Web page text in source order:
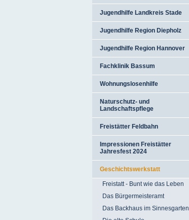
Jugendhilfe Landkreis Stade
Jugendhilfe Region Diepholz
Jugendhilfe Region Hannover
Fachklinik Bassum
Wohnungslosenhilfe
Naturschutz- und
Landschaftspflege
Freistätter Feldbahn
Impressionen Freistätter
Jahresfest 2024
Geschichtswerkstatt
Freistatt - Bunt wie das Leben
Das Bürgermeisteramt
Das Backhaus im Sinnesgarten